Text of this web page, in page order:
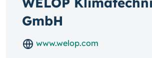
GmbH
www.welop.com